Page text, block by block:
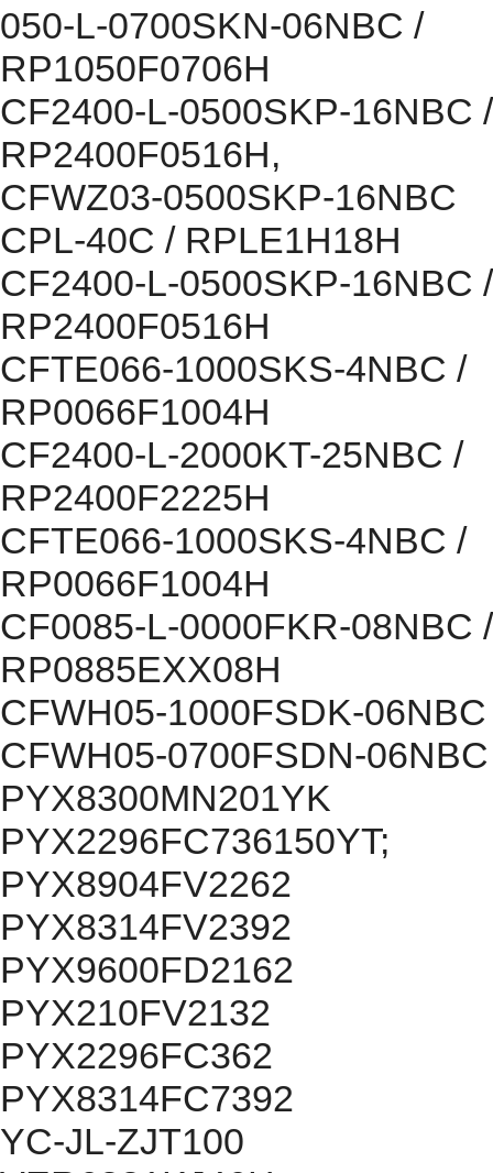
050-L-0700SKN-06NBC /
RP1050F0706H
CF2400-L-0500SKP-16NBC /
RP2400F0516H,
CFWZ03-0500SKP-16NBC
CPL-40C / RPLE1H18H
CF2400-L-0500SKP-16NBC /
RP2400F0516H
CFTE066-1000SKS-4NBC /
RP0066F1004H
CF2400-L-2000KT-25NBC /
RP2400F2225H
CFTE066-1000SKS-4NBC /
RP0066F1004H
CF0085-L-0000FKR-08NBC /
RP0885EXX08H
CFWH05-1000FSDK-06NBC
CFWH05-0700FSDN-06NBC
PYX8300MN201YK
PYX2296FC736150YT;
PYX8904FV2262
PYX8314FV2392
PYX9600FD2162
PYX210FV2132
PYX2296FC362
PYX8314FC7392
YC-JL-ZJT100